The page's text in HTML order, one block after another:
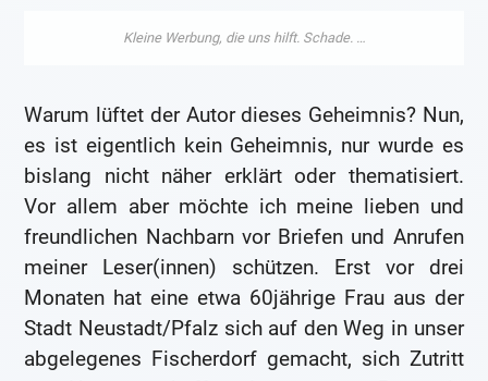
Warum lüftet der Autor dieses Geheimnis? Nun,
es ist eigentlich kein Geheimnis, nur wurde es
bislang nicht näher erklärt oder thematisiert.
Vor allem aber möchte ich meine lieben und
freundlichen Nachbarn vor Briefen und Anrufen
meiner Leser(innen) schützen. Erst vor drei
Monaten hat eine etwa 60jährige Frau aus der
Stadt Neustadt/Pfalz sich auf den Weg in unser
abgelegenes Fischerdorf gemacht, sich Zutritt